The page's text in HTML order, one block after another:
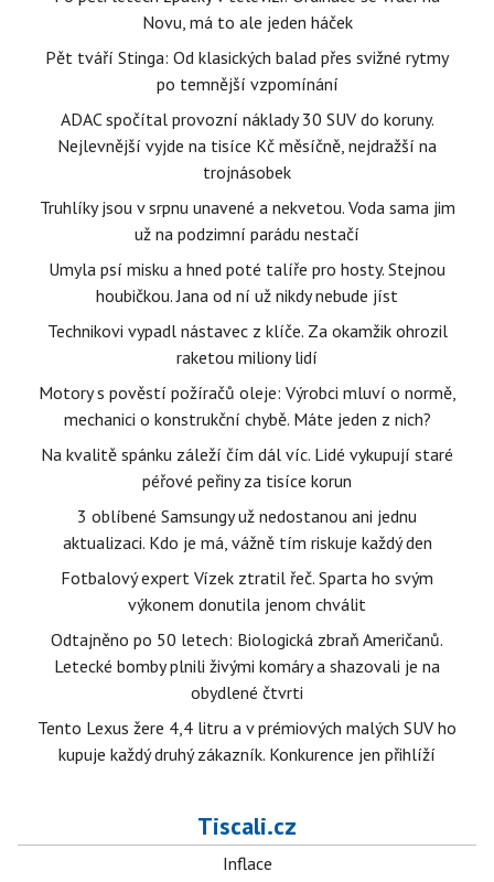
Novu, má to ale jeden háček
Pět tváří Stinga: Od klasických balad přes svižné rytmy
po temnější vzpomínání
ADAC spočítal provozní náklady 30 SUV do koruny.
Nejlevnější vyjde na tisíce Kč měsíčně, nejdražší na
trojnásobek
Truhlíky jsou v srpnu unavené a nekvetou. Voda sama jim
už na podzimní parádu nestačí
Umyla psí misku a hned poté talíře pro hosty. Stejnou
houbičkou. Jana od ní už nikdy nebude jíst
Technikovi vypadl nástavec z klíče. Za okamžik ohrozil
raketou miliony lidí
Motory s pověstí požíračů oleje: Výrobci mluví o normě,
mechanici o konstrukční chybě. Máte jeden z nich?
Na kvalitě spánku záleží čím dál víc. Lidé vykupují staré
péřové peřiny za tisíce korun
3 oblíbené Samsungy už nedostanou ani jednu
aktualizaci. Kdo je má, vážně tím riskuje každý den
Fotbalový expert Vízek ztratil řeč. Sparta ho svým
výkonem donutila jenom chválit
Odtajněno po 50 letech: Biologická zbraň Američanů.
Letecké bomby plnili živými komáry a shazovali je na
obydlené čtvrti
Tento Lexus žere 4,4 litru a v prémiových malých SUV ho
kupuje každý druhý zákazník. Konkurence jen přihlíží
Tiscali.cz
Inflace